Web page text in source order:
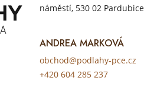
náměstí, 530 02 Pardubice
ANDREA MARKOVÁ
obchod@podlahy-pce.cz
+420 604 285 237